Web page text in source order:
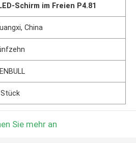
Schirm im Freien P4.81
China
Sie mehr an